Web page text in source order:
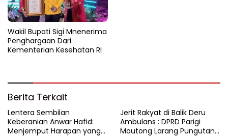
Wakil Bupati Sigi Mnenerima
Penghargaan Dari
Kementerian Kesehatan RI
Berita Terkait
Lentera Sembilan
Keberanian Anwar Hafid:
Menjemput Harapan yang
Jerit Rakyat di Balik Deru
Ambulans : DPRD Parigi
Moutong Larang Pungutan